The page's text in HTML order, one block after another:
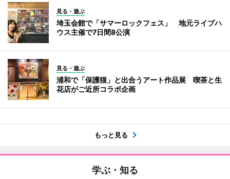
見る・遊ぶ
埼玉会館で「サマーロックフェス」 地元ライブハ
ウス主催で7日間8公演
見る・遊ぶ
浦和で「保護猫」と出合うアート作品展 喫茶と生
花店がご近所コラボ企画
もっと見る
学ぶ・知る